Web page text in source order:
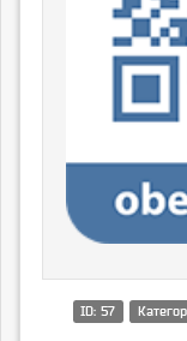
ID: 57